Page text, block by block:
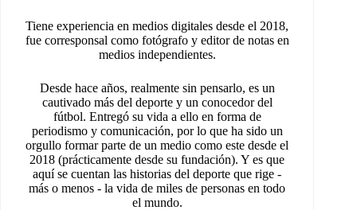
Tiene experiencia en medios digitales desde el 2018,
fue corresponsal como fotógrafo y editor de notas en
medios independientes.
Desde hace años, realmente sin pensarlo, es un
cautivado más del deporte y un conocedor del
fútbol. Entregó su vida a ello en forma de
periodismo y comunicación, por lo que ha sido un
orgullo formar parte de un medio como este desde el
2018 (prácticamente desde su fundación). Y es que
aquí se cuentan las historias del deporte que rige -
más o menos - la vida de miles de personas en todo
el mundo.